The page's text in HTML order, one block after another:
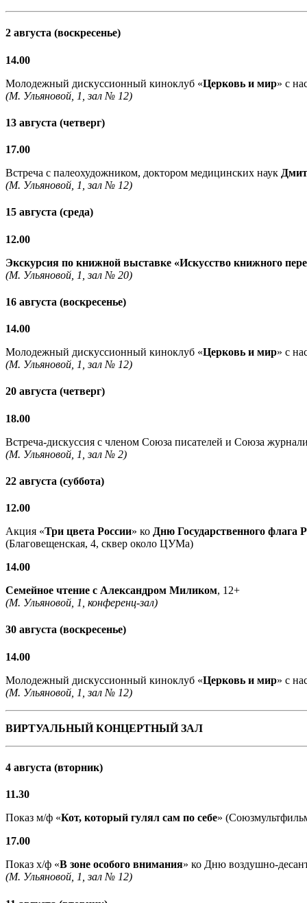
2 августа (воскресенье)
14.00
Молодежный дискуссионный киноклуб «Церковь и мир» с
(М. Ульяновой, 1, зал № 12)
13 августа (четверг)
17.00
Встреча с палеохудожником, доктором медицинских наук
(М. Ульяновой, 1, зал № 12)
15 августа (среда)
12.00
Экскурсия по книжной выставке «Искусство книжного
(М. Ульяновой, 1, зал № 20)
16 августа (воскресенье)
14.00
Молодежный дискуссионный киноклуб «Церковь и мир» с
(М. Ульяновой, 1, зал № 12)
20 августа (четверг)
18.00
Встреча-дискуссия с членом Союза писателей и Союза
(М. Ульяновой, 1, зал № 2)
22 августа (суббота)
12.00
Акция «Три цвета России» ко Дню Государственного флага
(Благовещенская, 4, сквер около ЦУМа)
14.00
Семейное чтение с Александром Миликом, 12+
(М. Ульяновой, 1, конференц-зал)
30 августа (воскресенье)
14.00
Молодежный дискуссионный киноклуб «Церковь и мир» с
(М. Ульяновой, 1, зал № 12)
ВИРТУАЛЬНЫЙ КОНЦЕРТНЫЙ ЗАЛ
4 августа (вторник)
11.30
Показ м/ф «Кот, который гулял сам по себе»
17.00
Показ х/ф «В зоне особого внимания» ко Дню воздушно-
(М. Ульяновой, 1, зал № 12)